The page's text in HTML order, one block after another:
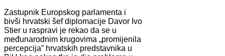
Zastupnik Europskog parlamenta i
bivši hrvatski šef diplomacije Davor Ivo
Stier u raspravi je rekao da se u
međunarodnim krugovima „promijenila
percepcija” hrvatskih predstavnika u